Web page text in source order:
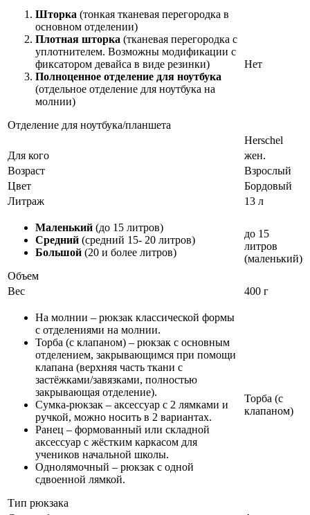
Шторка (тонкая тканевая перегородка в
основном отделении)
Плотная шторка (тканевая перегородка с
уплотнителем. Возможны модификации с
фиксатором девайса в виде резинки)
Полноценное отделение для ноутбука
(отдельное отделение для ноутбука на
молнии)
Отделение для ноутбука/планшета
Нет
Herschel
Для кого
жен.
Возраст
Взрослый
Цвет
Бордовый
Литраж
13 л
Маленький (до 15 литров)
Средний (средний 15- 20 литров)
Большой (20 и более литров)
Объем
до 15
литров
(маленький)
Вес 400 г
На молнии – рюкзак классической формы
с отделениями на молнии.
Торба (с клапаном) – рюкзак с основным
отделением, закрывающимся при помощи
клапана (верхняя часть ткани с
застёжками/завязками, полностью
закрывающая отделение).
Сумка-рюкзак – аксессуар с 2 лямками и
ручкой, можно носить в 2 вариантах.
Ранец – формованный или складной
аксессуар с жёстким каркасом для
учеников начальной школы.
Однолямочный – рюкзак с одной
сдвоенной лямкой.
Тип рюкзака
Торба (с
клапаном)